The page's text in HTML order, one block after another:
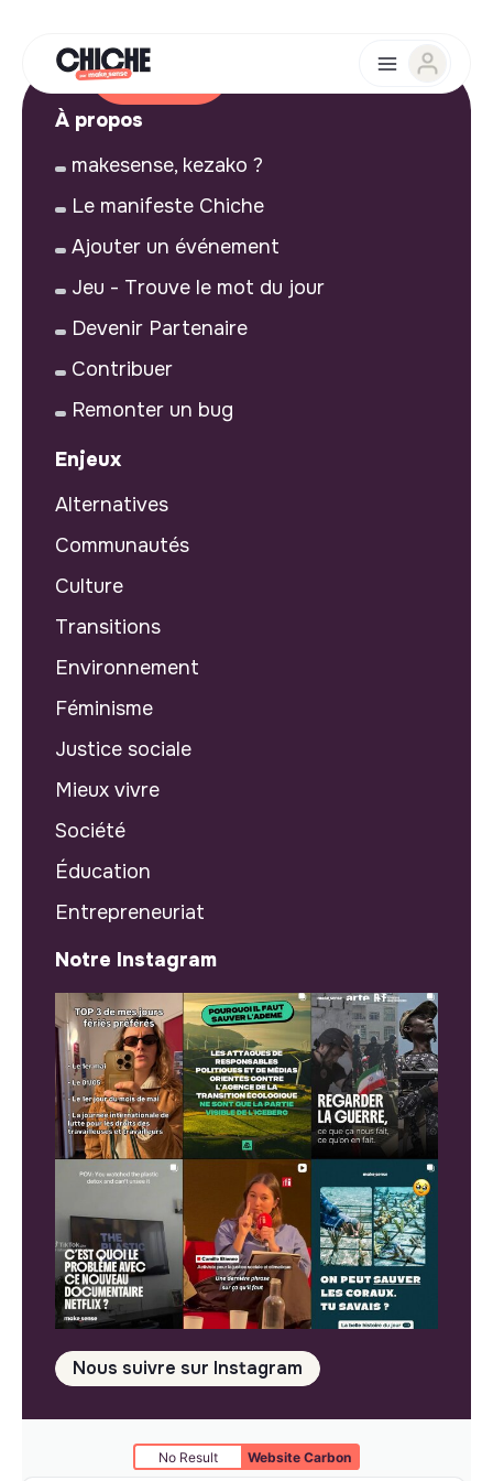
À propos
makesense, kezako ?
Le manifeste Chiche
Ajouter un événement
Jeu - Trouve le mot du jour
Devenir Partenaire
Contribuer
Remonter un bug
Enjeux
Alternatives
Communautés
Culture
Transitions
Environnement
Féminisme
Justice sociale
Mieux vivre
Société
Éducation
Entrepreneuriat
Notre Instagram
Nous suivre sur Instagram
No Result Website Carbon